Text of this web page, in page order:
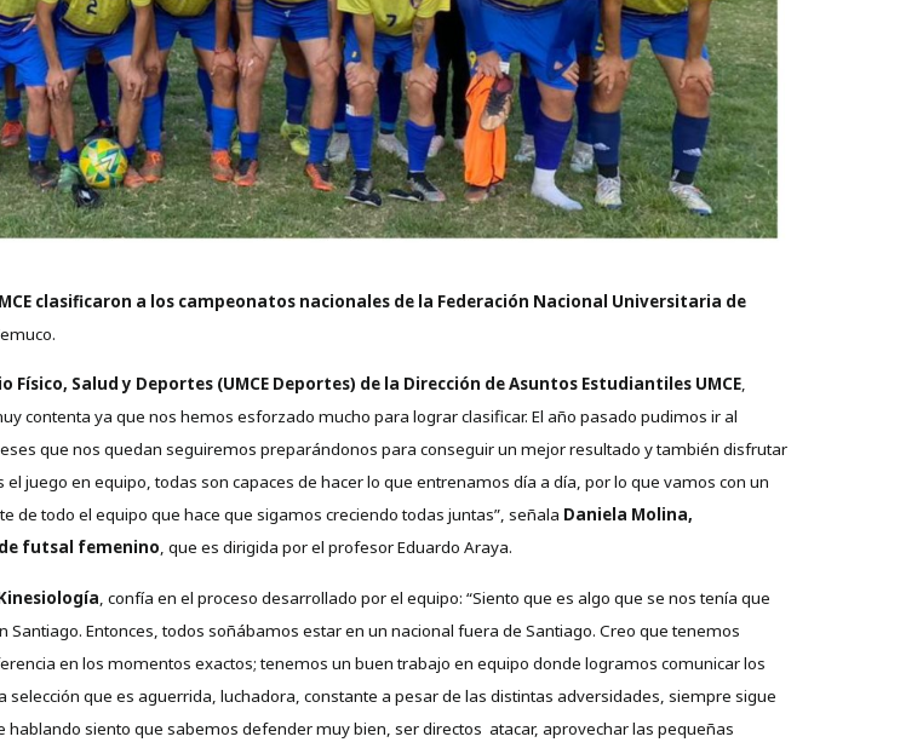
clasificaron a los campeonatos nacionales de la Federación Nacional Universitaria de
Salud y Deportes (UMCE Deportes) de la Dirección de Asuntos Estudiantiles UMCE,
contenta ya que nos hemos esforzado mucho para lograr clasificar. El año pasado pudimos ir al
que nos quedan seguiremos preparándonos para conseguir un mejor resultado y también disfrutar
juego en equipo, todas son capaces de hacer lo que entrenamos día a día, por lo que vamos con un
todo el equipo que hace que sigamos creciendo todas juntas”, señala Daniela Molina,
futsal femenino, que es dirigida por el profesor Eduardo Araya.
, confía en el proceso desarrollado por el equipo: “Siento que es algo que se nos tenía que
Entonces, todos soñábamos estar en un nacional fuera de Santiago. Creo que tenemos
en los momentos exactos; tenemos un buen trabajo en equipo donde logramos comunicar los
que es aguerrida, luchadora, constante a pesar de las distintas adversidades, siempre sigue
siento que sabemos defender muy bien, ser directos atacar, aprovechar las pequeñas